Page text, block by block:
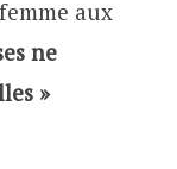
aux
ne
»